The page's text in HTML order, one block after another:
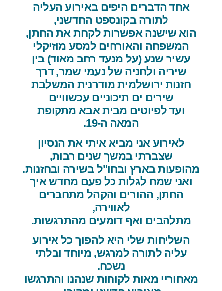
אחד הדברים היפים באירוע העליה
לתורה בקונספט החדשני,
הוא שישנה אפשרות לקחת את החתן,
המשפחה והאורחים למסע מוזיקלי
עשיר שנע (על מנעד רחב מאוד) בין
שיריה ולחניה של נעמי שמר, דרך
חזנות ירושלמית מודרנית המשלבת
שירים ים תיכוניים עכשוויים
ועד לפיוטים מבית אבא מתקופת
המאה ה-19.
לאירוע אני מביא איתי את הנסיון
שצברתי במשך שנים רבות,
מהופעות בארץ ובחו"ל בשירה ובחזנות.
ואני שמח לגלות כל פעם מחדש איך
החתן, ההורים והקהל מתחברים
לאווירה,
מתלהבים ואף דומעים מהתרגשות.
השליחות שלי היא להפוך כל אירוע
עליה לתורה למרגש, מיוחד ובלתי
נשכח.
מאחוריי מאות לקוחות שנהנו והתרגשו